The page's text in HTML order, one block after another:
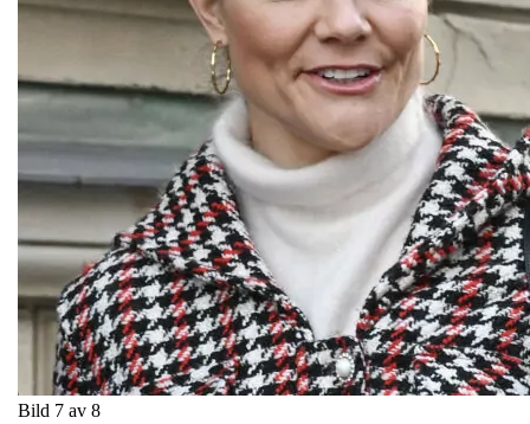
Bild 7 av 8